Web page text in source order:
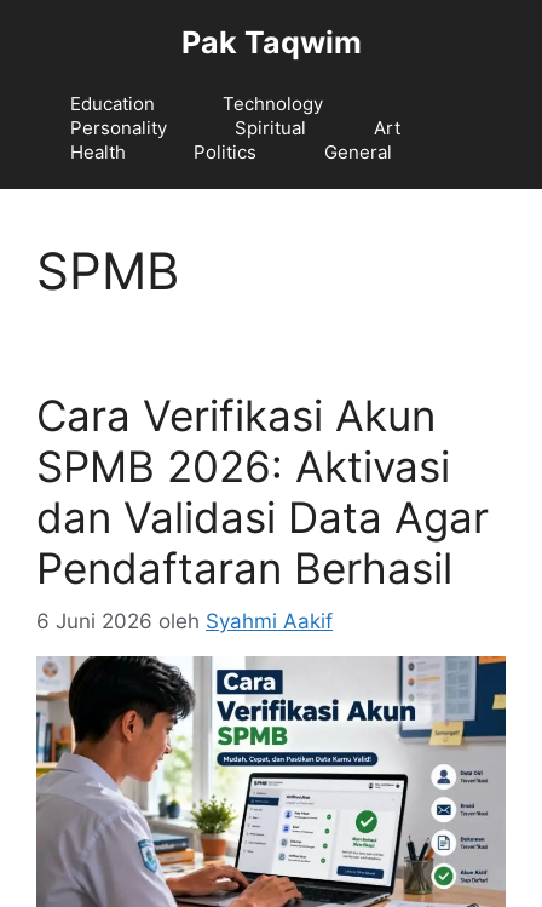
Pak Taqwim
Education
Technology
Personality
Spiritual
Art
Health
Politics General
SPMB
Cara Verifikasi Akun
SPMB 2026: Aktivasi
dan Validasi Data Agar
Pendaftaran Berhasil
6 Juni 2026 oleh Syahmi Aakif